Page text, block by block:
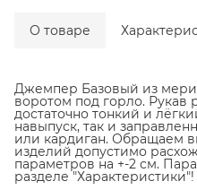
О товаре
Джемпер Базовый из
воротом под горло.
достаточно тонкий и
навыпуск, так и
или кардиган. Обращаем
изделий допустимо
параметров на +-2 см.
разделе "Характеристики"!